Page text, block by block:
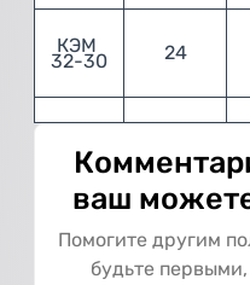
КЭМ
32-30 24
ваш
Помогите другим
будьте